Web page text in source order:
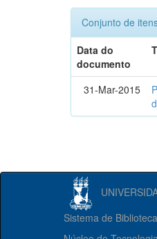
Conjunto de
Data do
documento
31-Mar-2015
Sistema de